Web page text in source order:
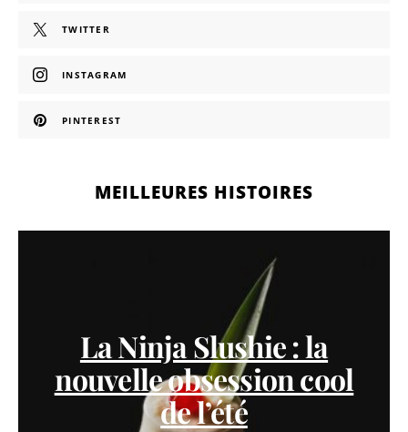
TWITTER
INSTAGRAM
PINTEREST
MEILLEURES HISTOIRES
La Ninja Slushie : la
nouvelle obsession cool
de l’été